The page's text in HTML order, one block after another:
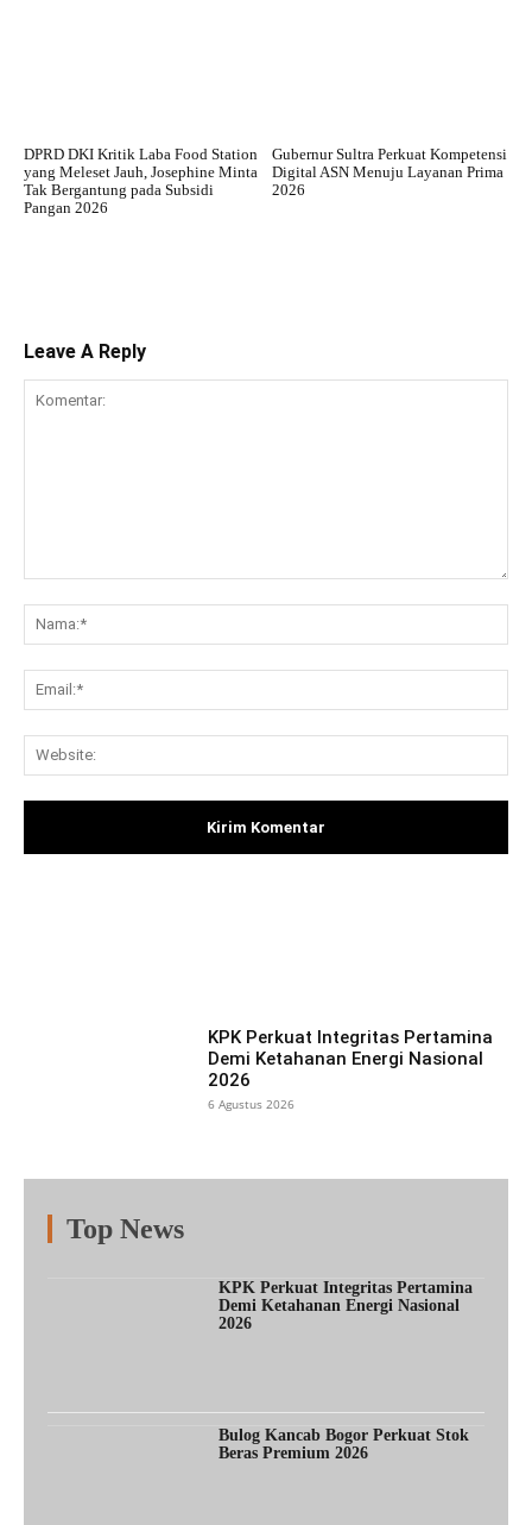
DPRD DKI Kritik Laba Food Station
yang Meleset Jauh, Josephine Minta
Tak Bergantung pada Subsidi
Pangan 2026
Gubernur Sultra Perkuat Kompetensi
Digital ASN Menuju Layanan Prima
2026
Leave A Reply
KPK Perkuat Integritas Pertamina
Demi Ketahanan Energi Nasional
2026
6 Agustus 2026
Top News
KPK Perkuat Integritas Pertamina
Demi Ketahanan Energi Nasional
2026
Bulog Kancab Bogor Perkuat Stok
Beras Premium 2026